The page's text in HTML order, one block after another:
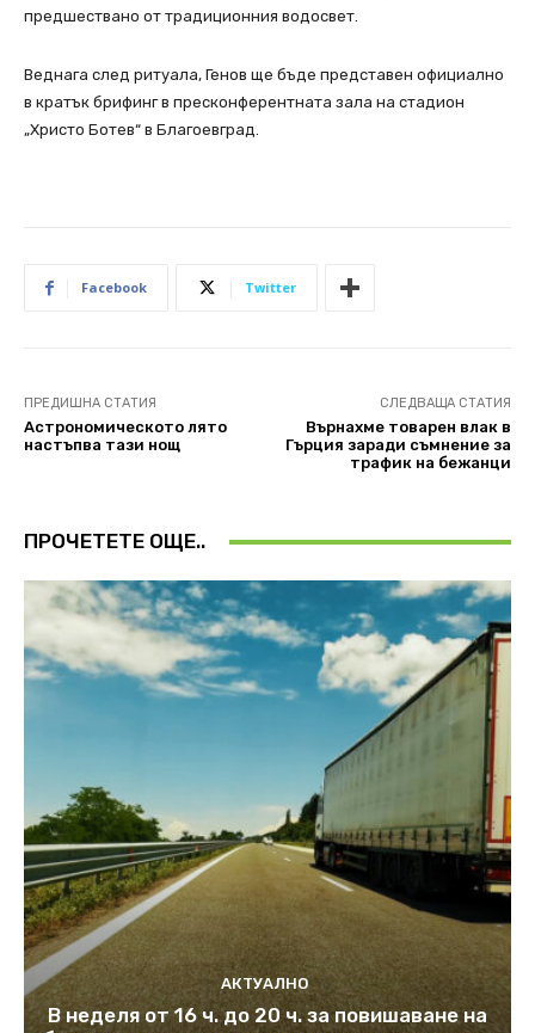
предшествано от традиционния водосвет.
Веднага след ритуала, Генов ще бъде представен официално
в кратък брифинг в пресконферентната зала на стадион
„Христо Ботев“ в Благоевград.
Facebook Twitter
ПРЕДИШНА СТАТИЯ
Астрономическото лято
настъпва тази нощ
СЛЕДВАЩА СТАТИЯ
Върнахме товарен влак в
Гърция заради съмнение за
трафик на бежанци
ПРОЧЕТЕТЕ ОЩЕ..
АКТУАЛНО
В неделя от 16 ч. до 20 ч. за повишаване на